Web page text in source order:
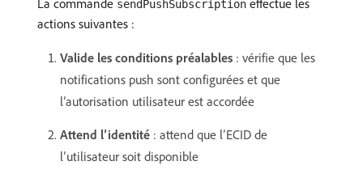
La commande sendPushSubscription effectue les
actions suivantes :
Valide les conditions préalables : vérifie que les
notifications push sont configurées et que
l’autorisation utilisateur est accordée
Attend l’identité : attend que l’ECID de
l’utilisateur soit disponible